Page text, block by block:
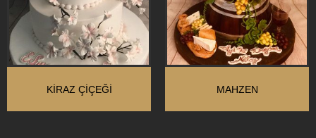
KIRAZ ÇIÇEĞI MAHZEN